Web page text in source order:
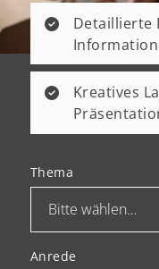
Detaillierte
Kreatives
Thema
Anrede